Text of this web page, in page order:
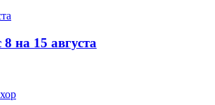
на 15 августа